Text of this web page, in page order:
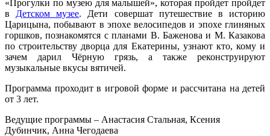
«Прогулки по музею для малышей», которая пройдет пройдет
в Детском музее. Дети совершат путешествие в историю
Царицына, побывают в эпохе велосипедов и эпохе глиняных
горшков, познакомятся с планами В. Баженова и М. Казакова
по строительству дворца для Екатерины, узнают кто, кому и
зачем дарил Чёрную грязь, а также реконструируют
музыкальные вкусы вятичей.
Программа проходит в игровой форме и рассчитана на детей
от 3 лет.
Ведущие программы – Анастасия Стальная, Ксения
Дубинчик, Анна Чегодаева